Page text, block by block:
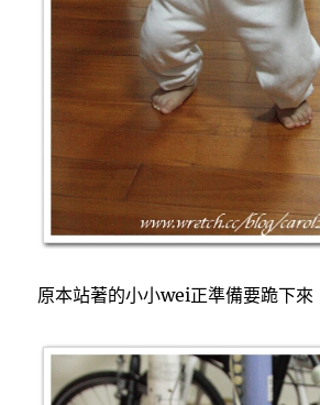
原本站著的小小wei正準備要跪下來